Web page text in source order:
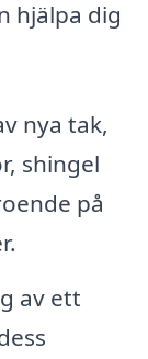
hjälpa dig
nya tak,
shingel
på
av ett